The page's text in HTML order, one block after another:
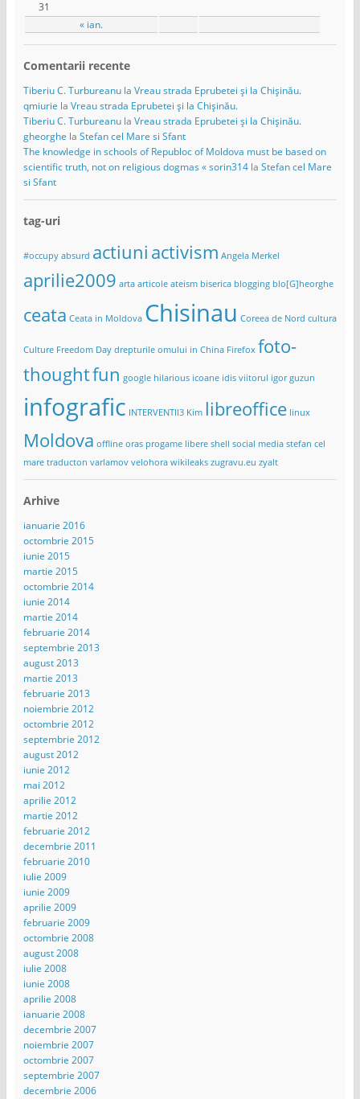
« ian.
31
Comentarii recente
Tiberiu C. Turbureanula Vreau strada Eprubetei și la Chișinău.
qmiurie la Vreau strada Eprubetei și la Chișinău.
Tiberiu C. Turbureanula Vreau strada Eprubetei și la Chișinău.
gheorghe la Stefan cel Mare si Sfant
The knowledge in schools of Republoc of Moldova must be based on
scientific truth, not on religious dogmas « sorin314la Stefan cel Mare
si Sfant
tag-uri
#occupy absurd actiuni activism Angela Merkel
aprilie2009 arta articole ateism biserica blogging blo[G]heorghe
ceata Ceata in Moldova Chisinau Coreea de Nord cultura
Culture Freedom Day drepturile omului in China Firefox foto-
thoughtfun google hilarious icoane idis viitorul igor guzun
infografic INTERVENTII3 Kim libreoffice linux
Moldova offline oras progame libere shell social media stefan cel
mare traducton varlamov velohora wikileaks zugravu.eu zyalt
Arhive
ianuarie 2016
octombrie 2015
iunie 2015
martie 2015
octombrie 2014
iunie 2014
martie 2014
februarie 2014
septembrie 2013
august 2013
martie 2013
februarie 2013
noiembrie 2012
octombrie 2012
septembrie 2012
august 2012
iunie 2012
mai 2012
aprilie 2012
martie 2012
februarie 2012
decembrie 2011
februarie 2010
iulie 2009
iunie 2009
aprilie 2009
februarie 2009
octombrie 2008
august 2008
iulie 2008
iunie 2008
aprilie 2008
ianuarie 2008
decembrie 2007
noiembrie 2007
octombrie 2007
septembrie 2007
decembrie 2006